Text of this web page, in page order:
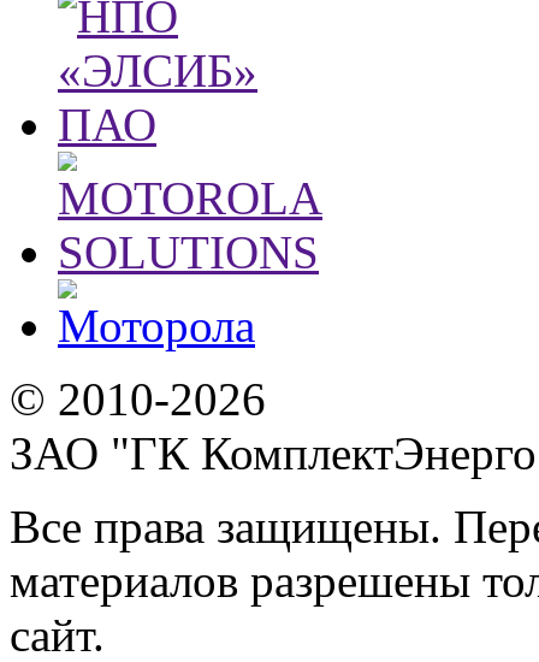
© 2010-2026
ЗАО "ГК
Все права защищены.
материалов разрешены
сайт.